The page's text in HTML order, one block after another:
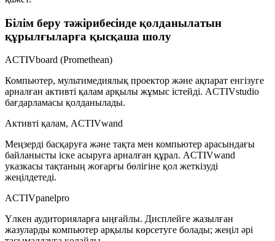
Білім беру тәжірибесінде қолданылатын
құрылғыларға қысқаша шолу
ACTIVboard (Promethean)
Компьютер, мультимедиялық проектор және ақпарат енгізуге
арналған активті қалам арқылы жұмыс істейді. ACTIVstudio
бағдарламасы қолданылады.
Активті қалам, ACTIVwand
Меңзерді басқаруға және тақта мен компьютер арасындағы
байланысты іске асыруға арналған құрал. ACTIVwand
указкасы тақтаның жоғарғы бөлігіне қол жеткізуді
жеңілдетеді.
ACTIVpanelpro
Үлкен аудиторияларға ыңғайлы. Дисплейге жазылған
жазуларды компьютер арқылы көрсетуге болады; жеңіл әрі